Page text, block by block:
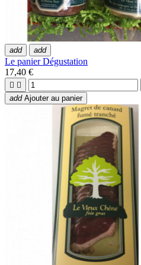
add add
Le panier Dégustation
17,40 €
 
add Ajouter au panier